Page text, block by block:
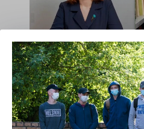
С любовью к
литературе и
29.07.2026
Электросталь давно